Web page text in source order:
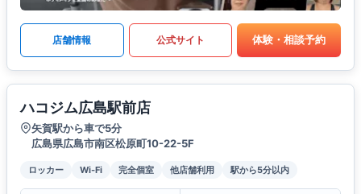
店舗情報 公式サイト 体験・相談予約
ハコジム広島駅前店
矢賀駅から車で5分
広島県広島市南区松原町10-22-5F
ロッカー Wi-Fi 完全個室 他店舗利用 駅から5分以内